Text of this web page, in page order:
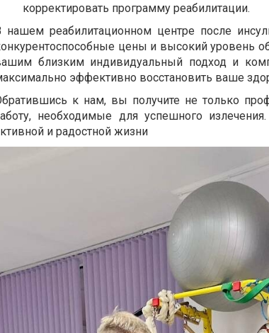
корректировать программу реабилитации.
нашем реабилитационном центре после
цены и высокий уровень
близким индивидуальный подход и
эффективно восстановить ваше
к нам, вы получите не только
необходимые для успешного
и радостной жизни